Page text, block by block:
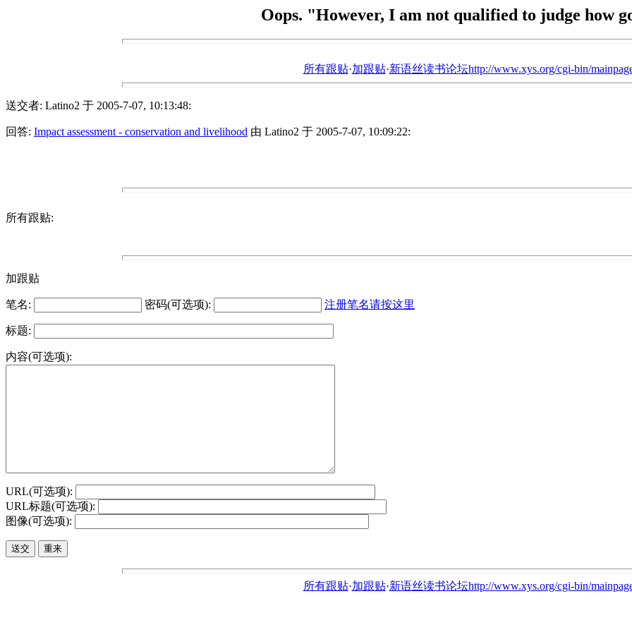
Oops. "However, I am not qualified to judge how
所有跟贴·加跟贴·新语丝读书论坛http://www.xys.org/cgi-bin/
送交者: Latino2 于 2005-7-07, 10:13:48:
回答: Impact assessment - conservation and livelihood 由 Latino2 于 2005-7-07, 10:09:22:
所有跟贴:
加跟贴
笔名: 密码(可选项): 注册笔名请按这里
标题:
内容(可选项):
URL(可选项):
URL标题(可选项):
图像(可选项):
所有跟贴·加跟贴·新语丝读书论坛http://www.xys.org/cgi-bin/